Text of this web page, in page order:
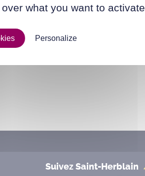
Suivez Saint-Herblain
what you want to activate
Personalize